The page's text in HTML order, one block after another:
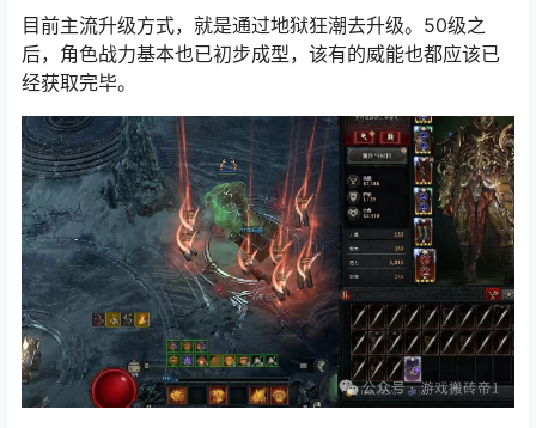
目前主流升级方式，就是通过地狱狂潮去升级。50级之
后，角色战力基本也已初步成型，该有的威能也都应该已
经获取完毕。